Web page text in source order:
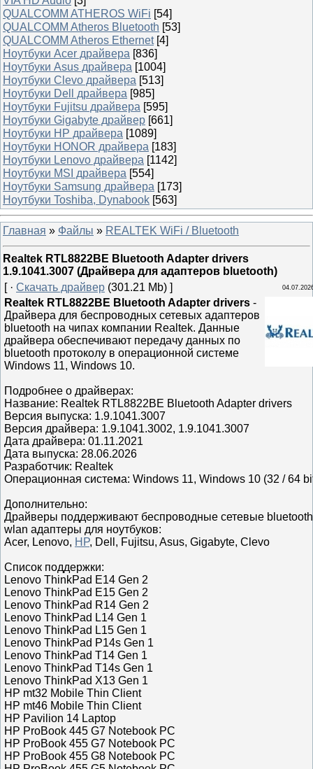
QUALCOMM ATHEROS WiFi [54]
QUALCOMM Atheros Bluetooth [53]
QUALCOMM Atheros Ethernet [4]
Ноутбуки Acer драйвера [836]
Ноутбуки Asus драйвера [1004]
Ноутбуки Clevo драйвера [513]
Ноутбуки Dell драйвера [985]
Ноутбуки Fujitsu драйвера [595]
Ноутбуки Gigabyte драйвер [661]
Ноутбуки HP драйвера [1089]
Ноутбуки HONOR драйвера [183]
Ноутбуки Lenovo драйвера [1142]
Ноутбуки MSI драйвера [554]
Ноутбуки Samsung драйвера [173]
Ноутбуки Toshiba, Dynabook [563]
Главная » Файлы » REALTEK WiFi / Bluetooth
Realtek RTL8822BE Bluetooth Adapter drivers
1.9.1041.3007 (Драйвера для адаптеров bluetooth)
[ · Скачать драйвер (301.21 Mb) ]
Realtek RTL8822BE Bluetooth Adapter drivers -
Драйвера для беспроводных сетевых адаптеров
bluetooth на чипах компании Realtek. Данные
драйвера обеспечивают передачу данных по
bluetooth протоколу в операционной системе
Windows 11, Windows 10.
Подробнее о драйверах:
Название: Realtek RTL8822BE Bluetooth Adapter drivers
Версия выпуска: 1.9.1041.3007
Версия драйвера: 1.9.1041.3002, 1.9.1041.3007
Дата драйвера: 01.11.2021
Дата выпуска: 28.06.2026
Разработчик: Realtek
Операционная система: Windows 11, Windows 10 (32 / 64
Дополнительно:
Драйверы поддерживают беспроводные сетевые
wlan адаптеры для ноутбуков:
Acer, Lenovo, HP, Dell, Fujitsu, Asus, Gigabyte, Clevo
Список поддержки:
Lenovo ThinkPad E14 Gen 2
Lenovo ThinkPad E15 Gen 2
Lenovo ThinkPad R14 Gen 2
Lenovo ThinkPad L14 Gen 1
Lenovo ThinkPad L15 Gen 1
Lenovo ThinkPad P14s Gen 1
Lenovo ThinkPad T14 Gen 1
Lenovo ThinkPad T14s Gen 1
Lenovo ThinkPad X13 Gen 1
HP mt32 Mobile Thin Client
HP mt46 Mobile Thin Client
HP Pavilion 14 Laptop
HP ProBook 445 G7 Notebook PC
HP ProBook 455 G7 Notebook PC
HP ProBook 455 G8 Notebook PC